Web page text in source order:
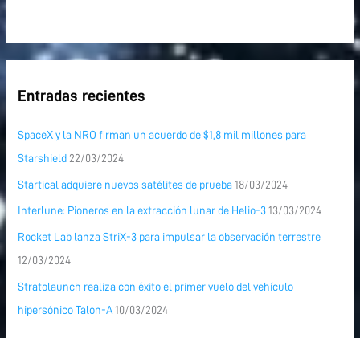
Entradas recientes
SpaceX y la NRO firman un acuerdo de $1,8 mil millones para
Starshield 22/03/2024
Startical adquiere nuevos satélites de prueba 18/03/2024
Interlune: Pioneros en la extracción lunar de Helio-3 13/03/2024
Rocket Lab lanza StriX-3 para impulsar la observación terrestre
12/03/2024
Stratolaunch realiza con éxito el primer vuelo del vehículo
hipersónico Talon-A 10/03/2024